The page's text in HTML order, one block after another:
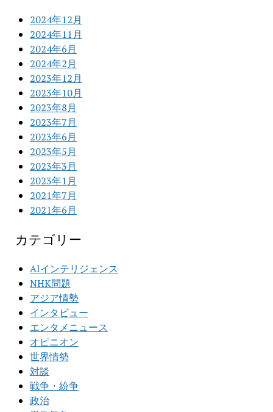
2024年12月
2024年11月
2024年6月
2024年2月
2023年12月
2023年10月
2023年8月
2023年7月
2023年6月
2023年5月
2023年3月
2023年1月
2021年7月
2021年6月
カテゴリー
AIインテリジェンス
NHK問題
アジア情勢
インタビュー
エンタメニュース
オピニオン
世界情勢
対談
戦争・紛争
政治